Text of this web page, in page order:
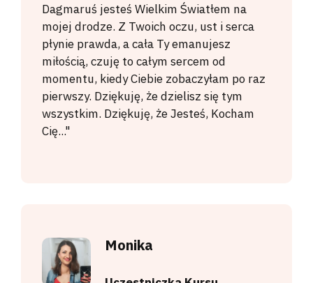
Dagmaruś jesteś Wielkim Światłem na
mojej drodze. Z Twoich oczu, ust i serca
płynie prawda, a cała Ty emanujesz
miłością, czuję to całym sercem od
momentu, kiedy Ciebie zobaczyłam po raz
pierwszy. Dziękuję, że dzielisz się tym
wszystkim. Dziękuję, że Jesteś, Kocham
Cię..."
Monika